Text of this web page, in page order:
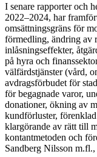
I senare rapporter och
2022–2024, har
omsättningsgräns för
förmedling, ändring av
inlåsningseffekter,
på hyra och
välfärdstjänster (vård,
avdragsförbudet för
för begagnade varor,
donationer, ökning av
kundförluster,
klargörande av rätt till
kontantmetoden och
Sandberg Nilsson